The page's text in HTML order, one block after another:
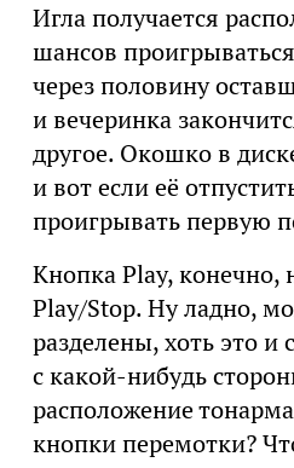
Игла получается
шансов
через половину
и вечеринка
другое. Окошко в
и вот если её
проигрывать первую
Кнопка Play, конечно,
Play/Stop. Ну ладно,
разделены, хоть это
с какой-нибудь
расположение
кнопки перемотки?